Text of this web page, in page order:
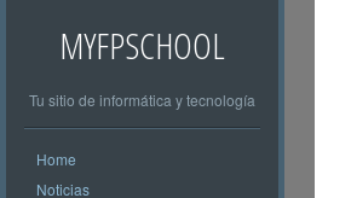
MYFPSCHOOL
Tu sitio de informática y tecnología
Home
Noticias